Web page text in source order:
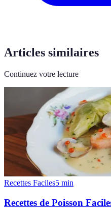
Articles similaires
Continuez votre lecture
Recettes Faciles5 min
Recettes de Poisson